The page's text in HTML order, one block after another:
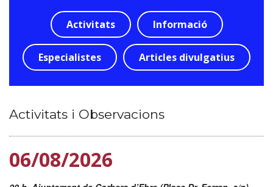
Activitats Informació
Especialistes Articles divulgatius
Activitats i Observacions
06/08/2026